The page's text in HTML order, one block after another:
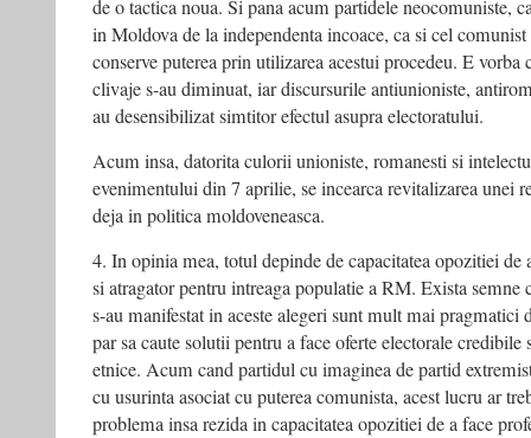
de o tactica noua. Si pana acum partidele neocomuniste,
in Moldova de la independenta incoace, ca si cel comunist
conserve puterea prin utilizarea acestui procedeu. E
clivaje s-au diminuat, iar discursurile antiunioniste,
au desensibilizat simtitor efectul asupra electoratului.
Acum insa, datorita culorii unioniste, romanesti si
evenimentului din 7 aprilie, se incearca revitalizarea unei
deja in politica moldoveneasca.
4. In opinia mea, totul depinde de capacitatea opozitiei de
si atragator pentru intreaga populatie a RM. Exista
s-au manifestat in aceste alegeri sunt mult mai pragmatici
par sa caute solutii pentru a face oferte electorale
etnice. Acum cand partidul cu imaginea de partid
cu usurinta asociat cu puterea comunista, acest lucru ar
problema insa rezida in capacitatea opozitiei de a face